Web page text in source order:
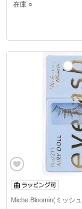
在庫 ○
Miche Bloomin(ミッシ